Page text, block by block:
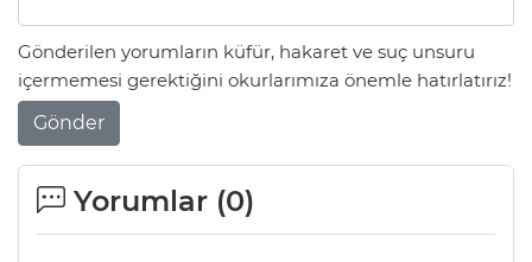
Gönderilen yorumların küfür, hakaret ve suç unsuru
içermemesi gerektiğini okurlarımıza önemle hatırlatırız!
Gönder
Yorumlar (0)